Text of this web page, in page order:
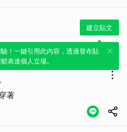
建立貼文
！一鍵引用此內容，透過發布貼
表達個人立場。
著